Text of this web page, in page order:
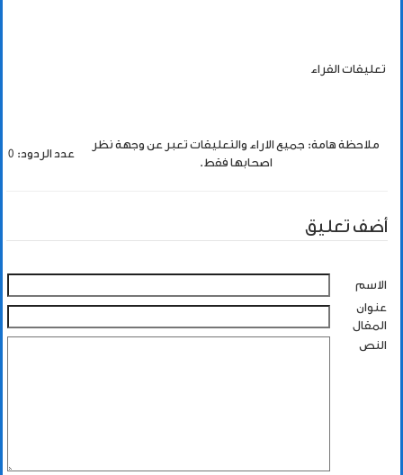
تعليقات القراء
ملاحظة هامة: جميع الاراء والتعليقات تعبر عن وجهة نظر
اصحابها فقط.
عدد الردود: 0
أضف تعليق
الاسم
عنوان
المقال
النص